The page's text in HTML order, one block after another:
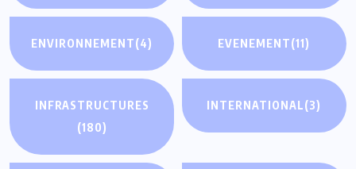
ENVIRONNEMENT(4) EVENEMENT(11)
INFRASTRUCTURES
(180)
INTERNATIONAL(3)